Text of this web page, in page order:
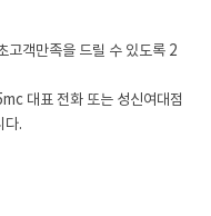
고객만족을 드릴 수 있도록 2
대표 전화 또는 성신여대점
다.